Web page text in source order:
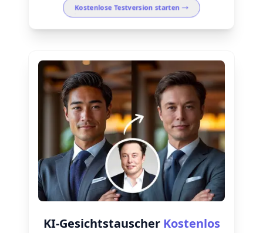
Kostenlose Testversion starten
KI-Gesichtstauscher Kostenlos